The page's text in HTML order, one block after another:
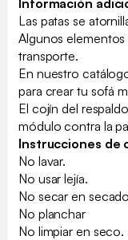
Las patas se
Algunos elementos
transporte.
En nuestro
para crear tu sofá
El cojín del
módulo contra la
Instrucciones de
No lavar.
No usar lejía.
No secar en
No planchar
No limpiar en seco.